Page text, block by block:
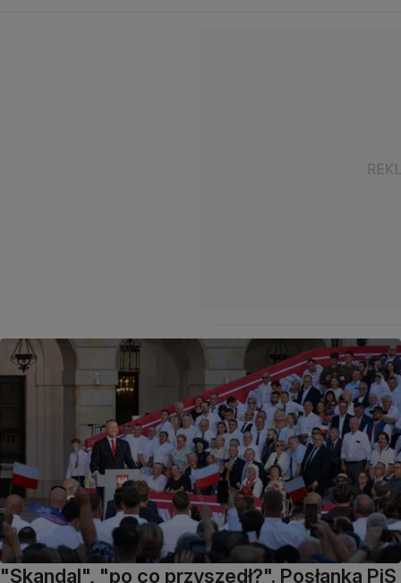
"Skandal", "po co przyszedł?". Posłanka PiS